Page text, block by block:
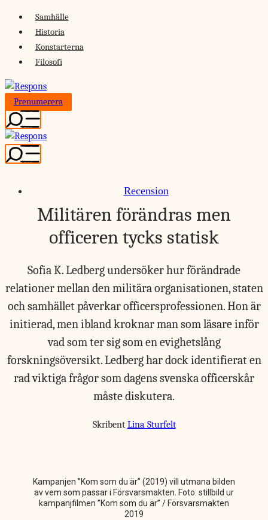
Skip
content
Samhälle
Historia
Konstarterna
Filosofi
Prenumerera
Recension
Militären förändras men
officeren tycks statisk
Sofia K. Ledberg undersöker hur förändrade
relationer mellan den militära organisationen, staten
och samhället påverkar officersprofessionen. Hon är
initierad, men ibland kroknar man som läsare inför
vad som ter sig som en evighetslång
forskningsöversikt. Ledberg har dock identifierat en
rad viktiga frågor som dagens svenska officerskår
måste diskutera.
Skribent Lina Sturfelt
Kampanjen ”Kom som du är” (2019) vill utmana bilden
av vem som passar i Försvarsmakten. Foto: stillbild ur
kampanjfilmen ”Kom som du är” / Försvarsmakten
2019